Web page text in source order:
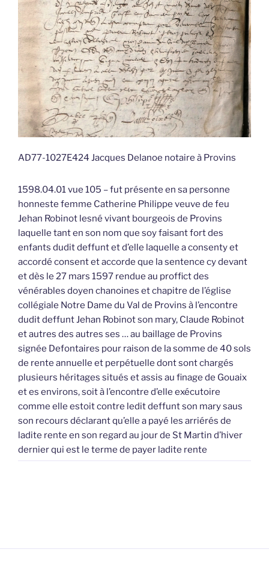
AD77-1027E424 Jacques Delanoe notaire à Provins
1598.04.01 vue 105 – fut présente en sa personne
honneste femme Catherine Philippe veuve de feu
Jehan Robinot lesné vivant bourgeois de Provins
laquelle tant en son nom que soy faisant fort des
enfants dudit deffunt et d’elle laquelle a consenty et
accordé consent et accorde que la sentence cy devant
et dès le 27 mars 1597 rendue au proffict des
vénérables doyen chanoines et chapitre de l’église
collégiale Notre Dame du Val de Provins à l’encontre
dudit deffunt Jehan Robinot son mary, Claude Robinot
et autres des autres ses … au baillage de Provins
signée Defontaires pour raison de la somme de 40 sols
de rente annuelle et perpétuelle dont sont chargés
plusieurs héritages situés et assis au finage de Gouaix
et es environs, soit à l’encontre d’elle exécutoire
comme elle estoit contre ledit deffunt son mary saus
son recours déclarant qu’elle a payé les arriérés de
ladite rente en son regard au jour de St Martin d’hiver
dernier qui est le terme de payer ladite rente